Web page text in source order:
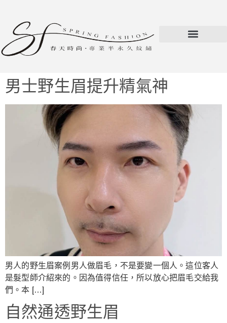
男士野生眉提升精氣神
男人的野生眉案例男人做眉毛，不是要變一個人。這位客人
是髮型師介紹來的。因為值得信任，所以放心把眉毛交給我
們。本 […]
自然通透野生眉